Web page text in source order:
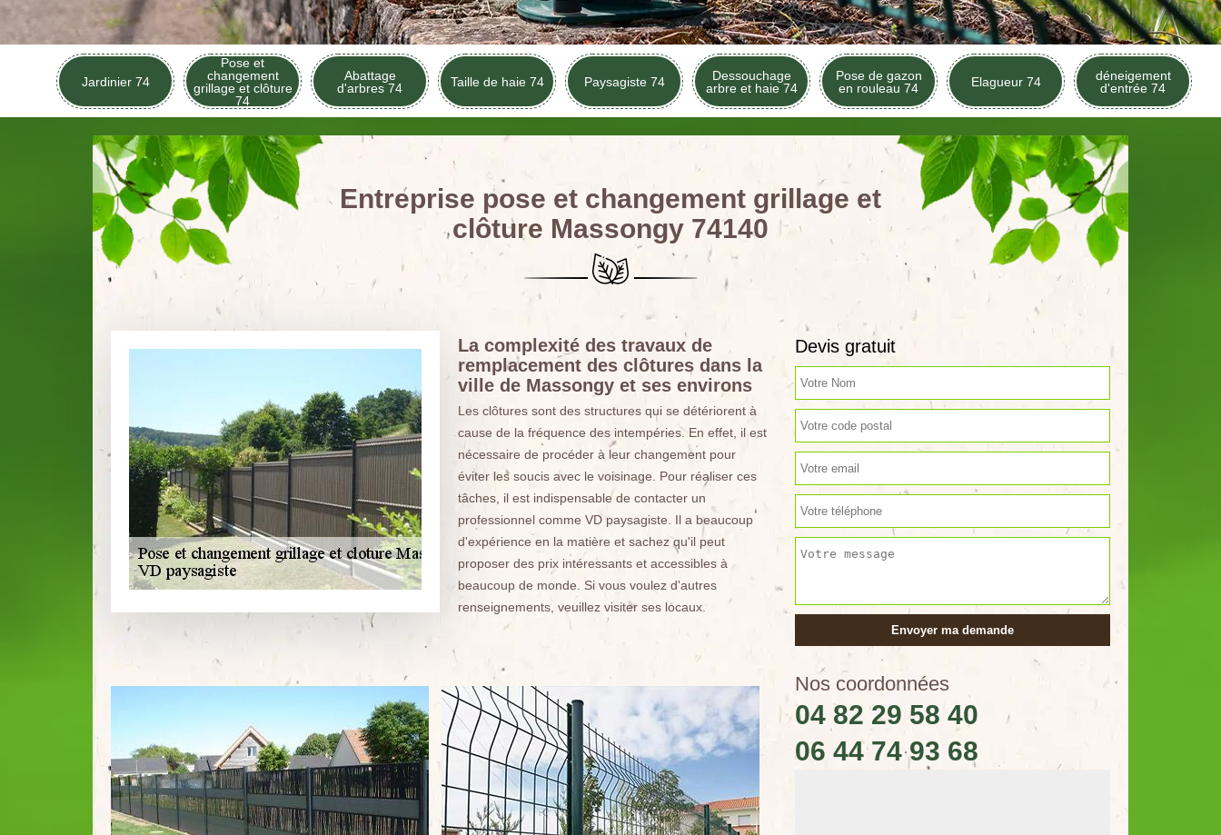
Jardinier 74
Pose et
changement
grillage et clôture
74
Abattage
d'arbres 74
Taille de haie 74 Paysagiste 74
Dessouchage
arbre et haie 74
Pose de gazon
en rouleau 74
Elagueur 74
déneigement
d'entrée 74
Entreprise pose et changement grillage et
clôture Massongy 74140
La complexité des travaux de
remplacement des clôtures dans la
ville de Massongy et ses environs
Les clôtures sont des structures qui se détériorent à
cause de la fréquence des intempéries. En effet, il est
nécessaire de procéder à leur changement pour
éviter les soucis avec le voisinage. Pour réaliser ces
tâches, il est indispensable de contacter un
professionnel comme VD paysagiste. Il a beaucoup
d'expérience en la matière et sachez qu'il peut
proposer des prix intéressants et accessibles à
beaucoup de monde. Si vous voulez d'autres
renseignements, veuillez visiter ses locaux.
Devis gratuit
Nos coordonnées
04 82 29 58 40
06 44 74 93 68